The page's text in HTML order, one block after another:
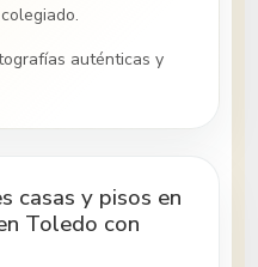
auténticas y
casas y pisos en
Toledo con